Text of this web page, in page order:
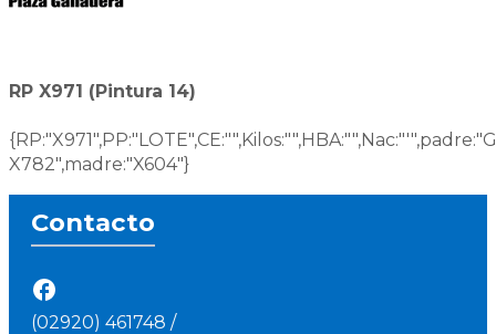
RP X971 (Pintura 14)
X782",madre:"X604"}
Contacto
(02920) 461748 /